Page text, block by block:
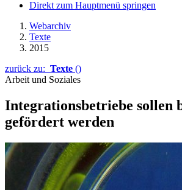
Direkt zum Hauptmenü springen
Webarchiv
Texte
2015
zurück zu: Texte ()
Arbeit und Soziales
Integrationsbetriebe sollen
gefördert werden